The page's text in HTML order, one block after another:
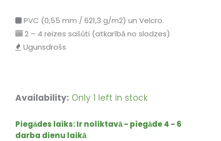
PVC (0,55 mm / 621,3 g/m2) un Velcro.
2 – 4 reizes sašūti (atkarībā no slodzes)
Ugunsdrošs
Availability: Only 1 left in stock
Piegādes laiks:Ir noliktavā - piegāde 4 - 6
darba dienu laikā
Futbola
quantity